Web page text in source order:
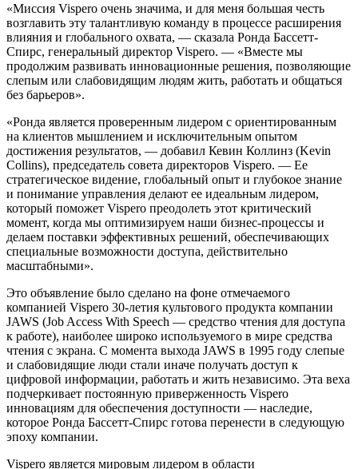
«Миссия Vispero очень значима, и для меня большая честь
возглавить эту талантливую команду в процессе расширения
влияния и глобального охвата, — сказала Ронда Бассетт-
Спирс, генеральный директор Vispero. — «Вместе мы
продолжим развивать инновационные решения, позволяющие
слепым или слабовидящим людям жить, работать и общаться
без барьеров».
«Ронда является проверенным лидером с ориентированным
на клиентов мышлением и исключительным опытом
достижения результатов, — добавил Кевин Коллинз (Kevin
Collins), председатель совета директоров Vispero. — Ее
стратегическое видение, глобальный опыт и глубокое знание
и понимание управления делают ее идеальным лидером,
который поможет Vispero преодолеть этот критический
момент, когда мы оптимизируем наши бизнес-процессы и
делаем поставки эффективных решений, обеспечивающих
специальные возможности доступа, действительно
масштабными».
Это объявление было сделано на фоне отмечаемого
компанией Vispero 30-летия культового продукта компании
JAWS (Job Access With Speech — средство чтения для доступа
к работе), наиболее широко используемого в мире средства
чтения с экрана. С момента выхода JAWS в 1995 году слепые
и слабовидящие люди стали иначе получать доступ к
цифровой информации, работать и жить независимо. Эта веха
подчеркивает постоянную приверженность Vispero
инновациям для обеспечения доступности — наследие,
которое Ронда Бассетт-Спирс готова перенести в следующую
эпоху компании.
Vispero является мировым лидером в области